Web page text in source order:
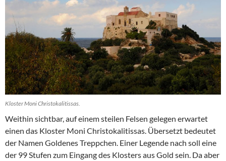
Kloster Moni Christokalitissas.
Weithin sichtbar, auf einem steilen Felsen gelegen erwartet
einen das Kloster Moni Christokalitissas. Übersetzt bedeutet
der Namen Goldenes Treppchen. Einer Legende nach soll eine
der 99 Stufen zum Eingang des Klosters aus Gold sein. Da aber